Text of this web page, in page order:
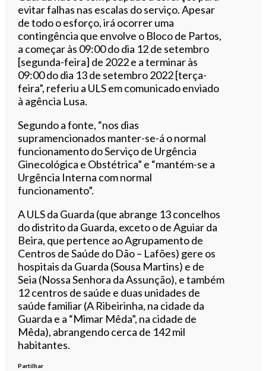
evitar falhas nas escalas do serviço. Apesar
de todo o esforço, irá ocorrer uma
contingência que envolve o Bloco de Partos,
a começar às 09:00 do dia 12 de setembro
[segunda-feira] de 2022 e a terminar às
09:00 do dia 13 de setembro 2022 [terça-
feira”, referiu a ULS em comunicado enviado
à agência Lusa.
Segundo a fonte, “nos dias
supramencionados manter-se-á o normal
funcionamento do Serviço de Urgência
Ginecológica e Obstétrica” e “mantém-se a
Urgência Interna com normal
funcionamento”.
A ULS da Guarda (que abrange 13 concelhos
do distrito da Guarda, exceto o de Aguiar da
Beira, que pertence ao Agrupamento de
Centros de Saúde do Dão – Lafões) gere os
hospitais da Guarda (Sousa Martins) e de
Seia (Nossa Senhora da Assunção), e também
12 centros de saúde e duas unidades de
saúde familiar (A Ribeirinha, na cidade da
Guarda e a “Mimar Mêda”, na cidade de
Mêda), abrangendo cerca de 142 mil
habitantes.
Partilhar